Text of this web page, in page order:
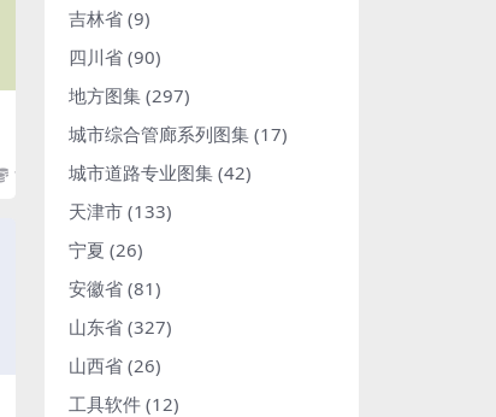
1.98
吉林省 (9)
四川省 (90)
地方图集 (297)
城市综合管廊系列图集 (17)
城市道路专业图集 (42)
天津市 (133)
宁夏 (26)
安徽省 (81)
山东省 (327)
山西省 (26)
工具软件 (12)